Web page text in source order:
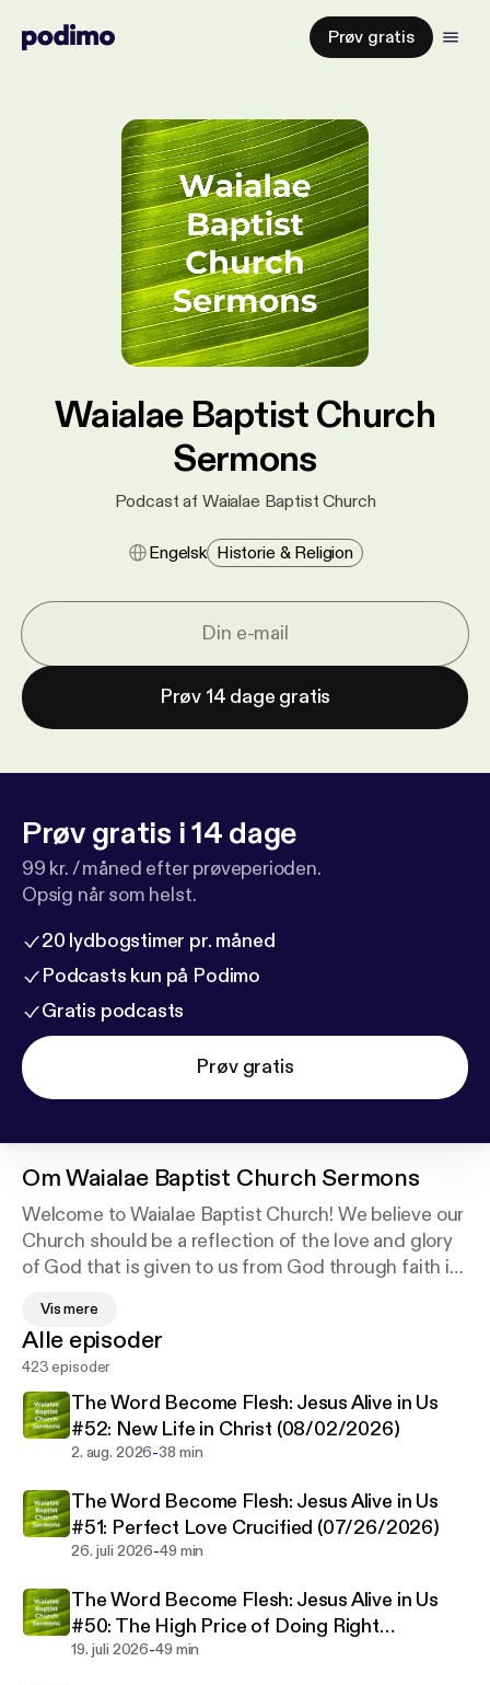
Prøv gratis
Waialae Baptist Church
Sermons
Podcast af Waialae Baptist Church
Engelsk Historie & Religion
Prøv 14 dage gratis
Prøv gratis i 14 dage
99 kr. / måned efter prøveperioden.
Opsig når som helst.
20 lydbogstimer pr. måned
Podcasts kun på Podimo
Gratis podcasts
Prøv gratis
OmWaialae Baptist Church Sermons
Welcome to Waialae Baptist Church! We believe our
Church should be a reflection of the love and glory
of God that is given to us from God through faith in
Lord, and by the indwelling of the Holy Spirit who
unites as one body in Christ and empowers us to
obey God and serve others.
Vis mere
Alle episoder
423 episoder
The Word Become Flesh: Jesus Alive in Us
#52: New Life in Christ (08/02/2026)
2. aug. 2026-38 min
The Word Become Flesh: Jesus Alive in Us
#51: Perfect Love Crucified (07/26/2026)
26. juli 2026-49 min
The Word Become Flesh: Jesus Alive in Us
#50: The High Price of Doing Right
(07/19/2026)
19. juli 2026-49 min